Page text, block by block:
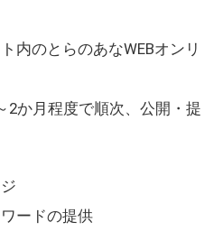
内のとらのあなWEBオンリ
2か月程度で順次、公開・提
ードの提供